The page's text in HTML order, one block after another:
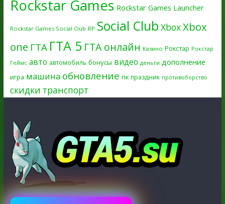
Rockstar Games Rockstar Games Launcher
Rockstar Games Social Club RP Social Club XboxXbox
one ГТА ГТА 5 ГТА онлайн Казино Рокстар Рокстар
Геймс авто автомобиль бонусы видео деньги дополнение
игра машина обновление пк праздник противоборство
скидки транспорт